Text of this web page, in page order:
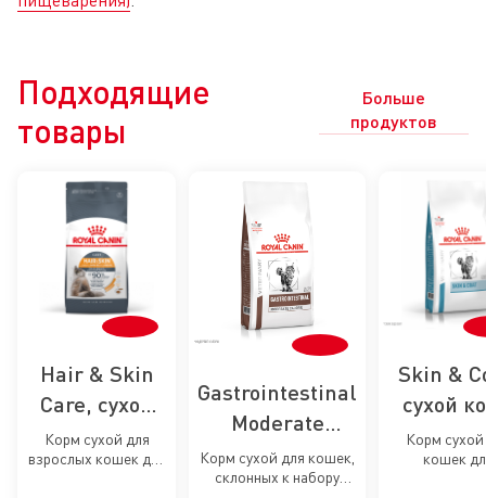
Подходящие
товары
Больше
продуктов
Hair & Skin
Care, сухой
корм для
кошек для
Корм сухой для
взрослых кошек для
Gastrointestinal
Moderate
Calorie, сухой
корм для
Корм сухой для кошек,
склонных к набору
Skin &
сухой
для
для
Корм
кошек